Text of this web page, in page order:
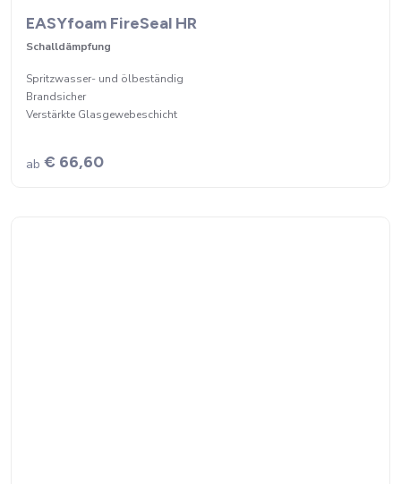
EASYfoam FireSeal HR
Schalldämpfung
Spritzwasser- und ölbeständig
Brandsicher
Verstärkte Glasgewebeschicht
ab € 66,60